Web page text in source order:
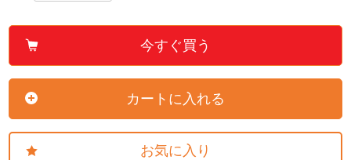
今すぐ買う
カートに入れる
お気に入り